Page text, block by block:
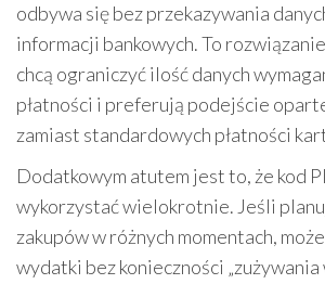
odbywa się bez przekazywania
informacji bankowych. To
chcą ograniczyć ilość danych
płatności i preferują podejście
zamiast standardowych płatności
Dodatkowym atutem jest to, że kod
wykorzystać wielokrotnie. Jeśli
zakupów w różnych momentach,
wydatki bez konieczności